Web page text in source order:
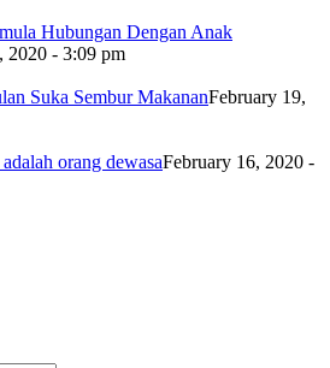
Hubungan Dengan Anak
2020 - 3:09 pm
Suka Sembur MakananFebruary 19,
orang dewasaFebruary 16, 2020 -